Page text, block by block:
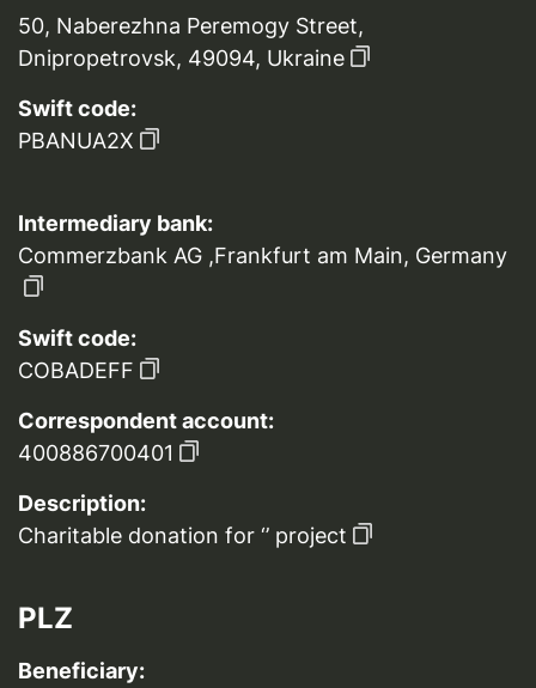
50, Naberezhna Peremogy Street,
Dnipropetrovsk, 49094, Ukraine
Swift code:
PBANUA2X
Intermediary bank:
Commerzbank AG ,Frankfurt am Main, Germany
Swift code:
COBADEFF
Correspondent account:
400886700401
Description:
Charitable donation for ‘’ project
PLZ
Beneficiary: